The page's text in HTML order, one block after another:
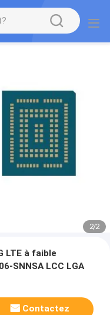
2/2
LTE à faible
SNNSA LCC LGA
Contactez